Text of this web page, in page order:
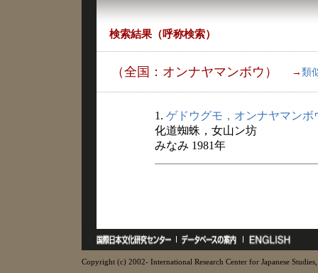
検索結果（呼称検索）
（全国：オンナヤマンボウ） → 類
1. ゲドウグモ，オンナヤマンボ
化道蜘蛛，女山ン坊
みなみ 1981年
Copyright (c) 2002- International Research Center for Japanese